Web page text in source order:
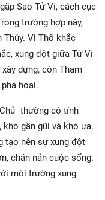
Sao Tử Vi, cách cục
trường hợp này,
Thủy. Vì Thổ khắc
xung đột giữa Tử Vi
dựng, còn Tham
hoại.
thường có tính
gần gũi và khó ưa.
tạo nên sự xung đột
chán nản cuộc sống.
môi trường xung